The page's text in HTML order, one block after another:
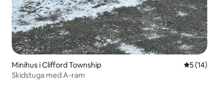
Minihus i Clifford Township 5 av 5 i
5 (14)
Skidstuga med A-ram